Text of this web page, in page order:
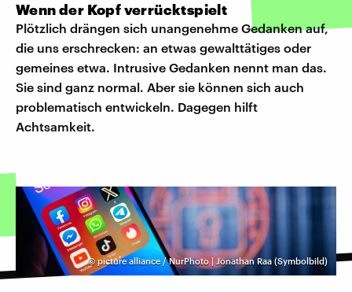
Wenn der Kopf verrücktspielt
Plötzlich drängen sich unangenehme Gedanken auf,
die uns erschrecken: an etwas gewalttätiges oder
gemeines etwa. Intrusive Gedanken nennt man das.
Sie sind ganz normal. Aber sie können sich auch
problematisch entwickeln. Dagegen hilft
Achtsamkeit.
© picture alliance / NurPhoto | Jonathan Raa (Symbolbild)